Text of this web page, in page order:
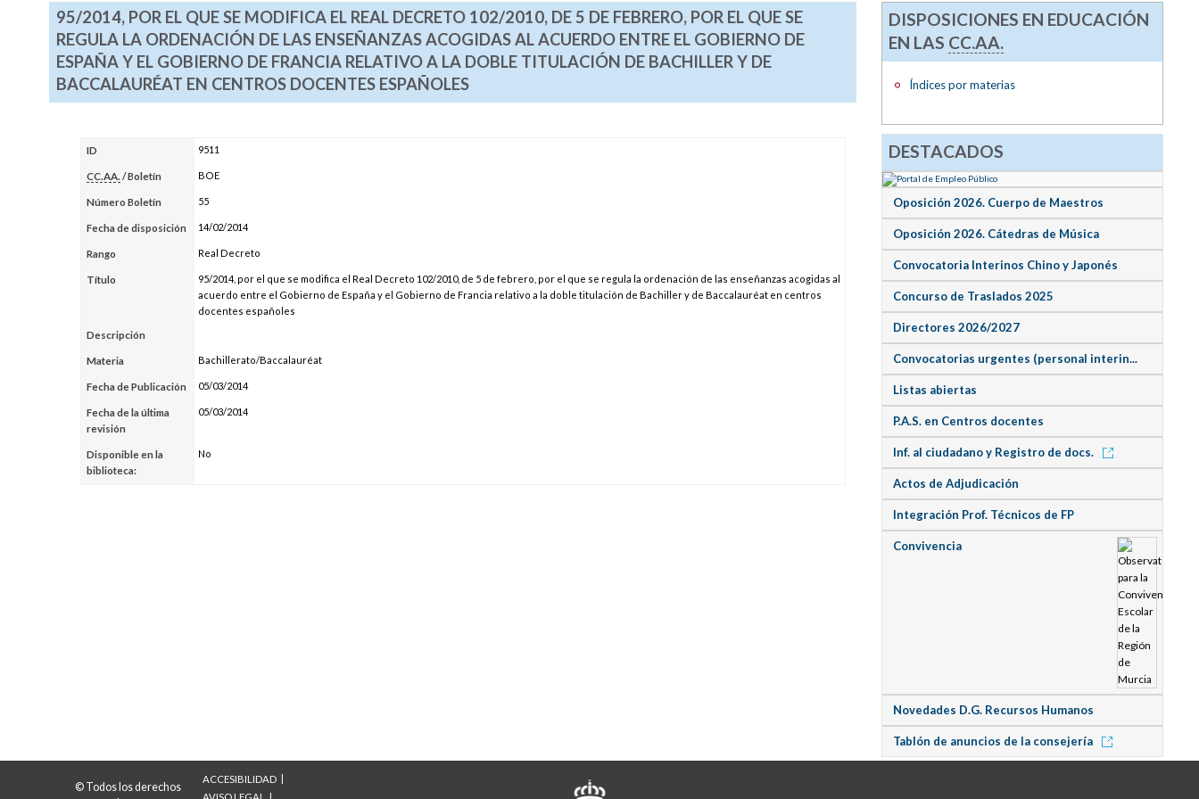
95/2014, POR EL QUE SE MODIFICA EL REAL DECRETO 102/2010, DE 5 DE FEBRERO, POR EL QUE SE
REGULA LA ORDENACIÓN DE LAS ENSEÑANZAS ACOGIDAS AL ACUERDO ENTRE EL GOBIERNO DE
ESPAÑA Y EL GOBIERNO DE FRANCIA RELATIVO A LA DOBLE TITULACIÓN DE BACHILLER Y DE
BACCALAURÉAT EN CENTROS DOCENTES ESPAÑOLES
ID 9511
CC.AA. / Boletín BOE
Número Boletín 55
Fecha de disposición 14/02/2014
Rango Real Decreto
Título
95/2014, por el que se modifica el Real Decreto 102/2010, de 5 de febrero, por el que se regula la ordenación de las enseñanzas acogidas al
acuerdo entre el Gobierno de España y el Gobierno de Francia relativo a la doble titulación de Bachiller y de Baccalauréat en centros
docentes españoles
Descripción
Materia Bachillerato/Baccalauréat
Fecha de Publicación 05/03/2014
Fecha de la última
revisión
05/03/2014
Disponible en la
biblioteca:
No
DISPOSICIONES EN EDUCACIÓN
EN LAS CC.AA.
Índices por materias
DESTACADOS
Oposición 2026. Cuerpo de Maestros
Oposición 2026. Cátedras de Música
Convocatoria Interinos Chino y Japonés
Concurso de Traslados 2025
Directores 2026/2027
Convocatorias urgentes (personal interin...
Listas abiertas
P.A.S. en Centros docentes
Inf. al ciudadano y Registro de docs.
Actos de Adjudicación
Integración Prof. Técnicos de FP
Convivencia
Novedades D.G. Recursos Humanos
Tablón de anuncios de la consejería
© Todos los derechos
ACCESIBILIDAD
AVISO LEGAL